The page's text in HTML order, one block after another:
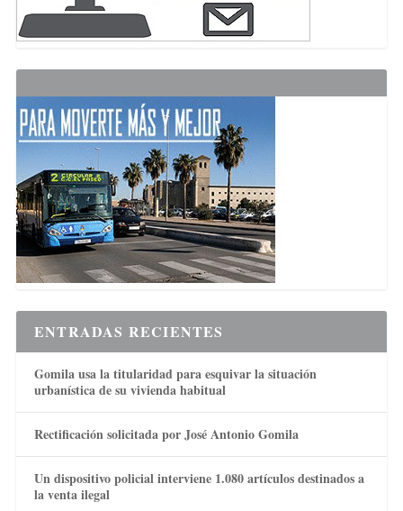
ENTRADAS RECIENTES
Gomila usa la titularidad para esquivar la situación
urbanística de su vivienda habitual
Rectificación solicitada por José Antonio Gomila
Un dispositivo policial interviene 1.080 artículos destinados a
la venta ilegal